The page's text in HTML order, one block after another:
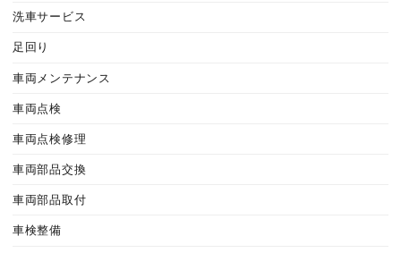
洗車サービス
足回り
車両メンテナンス
車両点検
車両点検修理
車両部品交換
車両部品取付
車検整備